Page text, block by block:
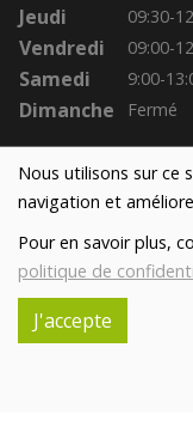
Nous utilisons sur ce
navigation et
Pour en savoir plus,
politique de
J'accepte
Jeudi 09:30-
Vendredi 09:00-
Samedi 9:00-
Dimanche Fermé